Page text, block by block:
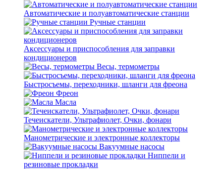
Автоматические и полуавтоматические станции
Ручные станции
Аксессуары и приспособления для заправки
кондиционеров
Весы, термометры
Быстросъемы, переходники, шланги для фреона
Фреон
Масла
Течеискатели, Ультрафиолет, Очки, фонари
Манометрические и электронные коллекторы
Вакуумные насосы
Ниппели и
резиновые прокладки